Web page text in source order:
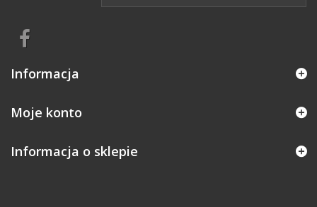
Informacja
Moje konto
Informacja o sklepie